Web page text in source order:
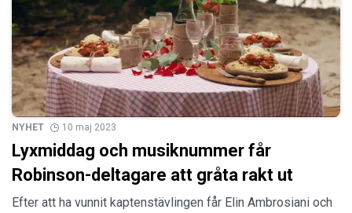
NYHET 10 maj 2023
Lyxmiddag och musiknummer får
Robinson-deltagare att gråta rakt ut
Efter att ha vunnit kaptenstävlingen får Elin Ambrosiani och